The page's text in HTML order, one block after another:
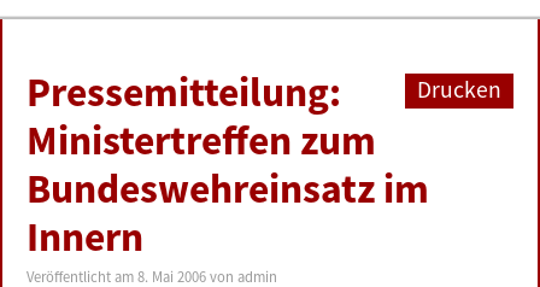
BUNDESTAG
PRESSE
ZUR PERSON
Drucken
Pressemitteilung:
Ministertreffen zum
Bundeswehreinsatz im
Innern
Veröffentlicht am8. Mai 2006 vonadmin